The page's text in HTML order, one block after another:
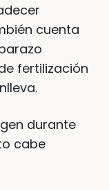
cuenta
fertilización
durante
cabe